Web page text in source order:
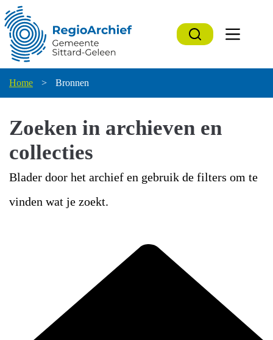
naar
de
inhoud
Home > Bronnen
Zoeken in archieven en
collecties
Blader door het archief en gebruik de filters om te
vinden wat je zoekt.